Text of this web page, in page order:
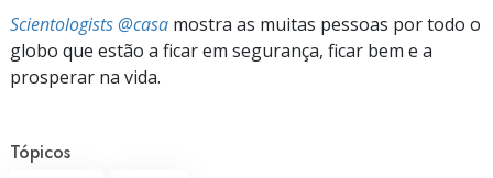
Scientologists @casa mostra as muitas pessoas por todo o
globo que estão a ficar em segurança, ficar bem e a
prosperar na vida.
Tópicos